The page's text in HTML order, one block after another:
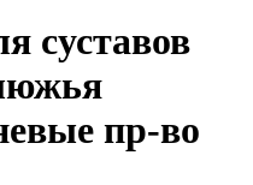
суставов
пр-во